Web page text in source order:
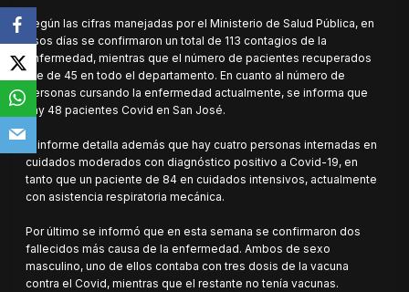
Según las cifras manejadas por el Ministerio de Salud Pública, en
esos días se confirmaron un total de 113 contagios de la
enfermedad, mientras que el número de pacientes recuperados
fue de 45 en todo el departamento. En cuanto al número de
personas cursando la enfermedad actualmente, se informa que
hay 48 pacientes Covid en San José.
El informe detalla además que hay cuatro personas internadas en
cuidados moderados con diagnóstico positivo a Covid-19, en
tanto que un paciente de 84 en cuidados intensivos, actualmente
con asistencia respiratoria mecánica.
Por último se informó que en esta semana se confirmaron dos
fallecidos más causa de la enfermedad. Ambos de sexo
masculino, uno de ellos contaba con tres dosis de la vacuna
contra el Covid, mientras que el restante no tenía vacunas.